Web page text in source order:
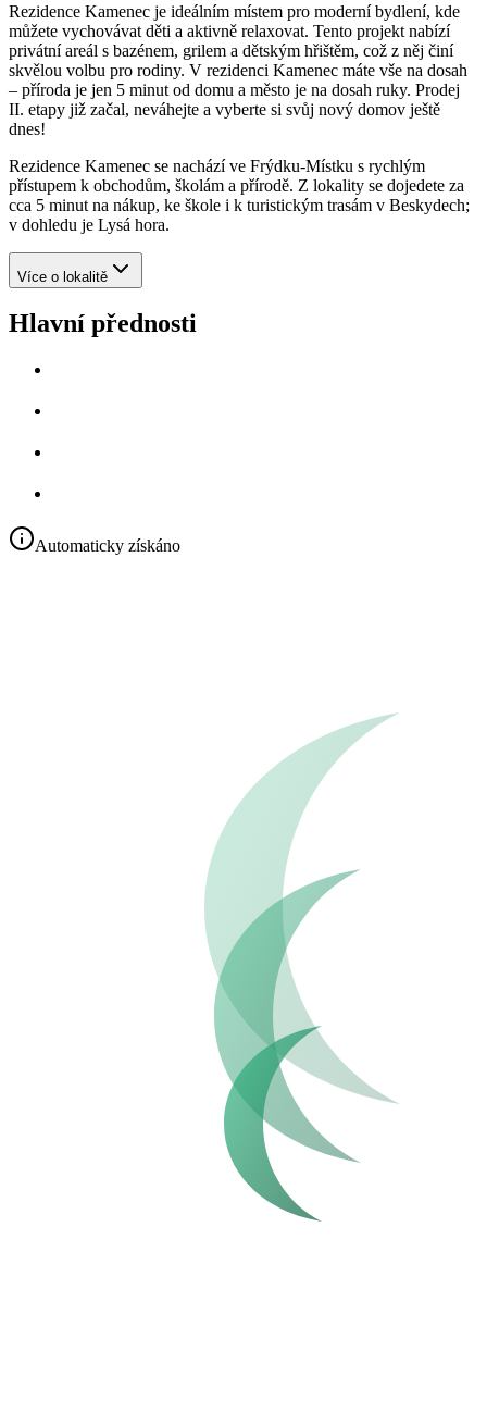
Rezidence Kamenec je ideálním místem pro moderní bydlení, kde
můžete vychovávat děti a aktivně relaxovat. Tento projekt nabízí
privátní areál s bazénem, grilem a dětským hřištěm, což z něj činí
skvělou volbu pro rodiny. V rezidenci Kamenec máte vše na dosah
– příroda je jen 5 minut od domu a město je na dosah ruky. Prodej
II. etapy již začal, neváhejte a vyberte si svůj nový domov ještě
dnes!
Rezidence Kamenec se nachází ve Frýdku-Místku s rychlým
přístupem k obchodům, školám a přírodě. Z lokality se dojedete za
cca 5 minut na nákup, ke škole i k turistickým trasám v Beskydech;
v dohledu je Lysá hora.
Více o lokalitě
Hlavní přednosti
Automaticky získáno